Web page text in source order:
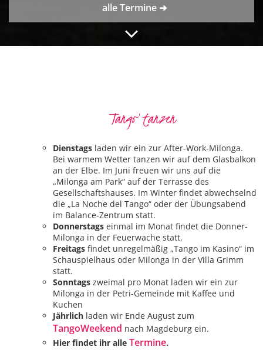
alle Termine ➔
Tango tanzen
Dienstags laden wir ein zur After-Work-Milonga.
Bei warmem Wetter tanzen wir auf dem Glasbalkon
an der Elbe. Im Juni freuen wir uns auf die
„Milonga am Park“ auf der Terrasse des
Gesellschaftshauses. Im Winter findet abwechselnd
die „La Noche del Tango“ oder der Übungsabend
im Balance-Zentrum statt.
Donnerstags einmal im Monat findet die Donner-
Milonga in der Feuerwache statt.
Freitags findet unregelmäßig „Tango im Kasino“ im
Schauspielhaus oder Milonga in der Villa Grimm
statt.
Sonntags zweimal pro Monat laden wir ein zur
Milonga in der Petri-Gemeinde mit Kaffee und
Kuchen
Jährlich laden wir Ende August zum
TangoWeekend nach Magdeburg ein.
Hier findet ihr alle Termine.